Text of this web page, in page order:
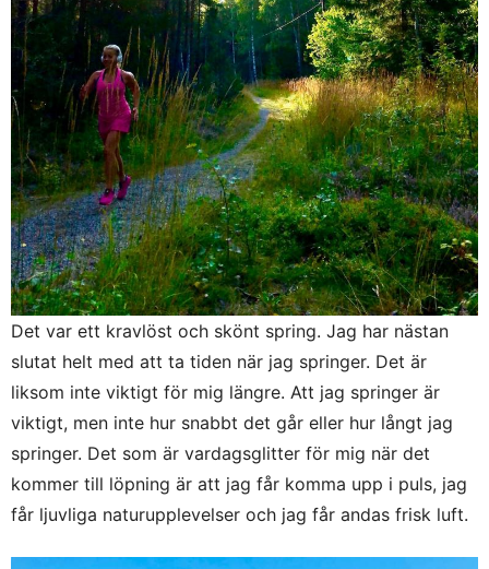
Det var ett kravlöst och skönt spring. Jag har nästan
slutat helt med att ta tiden när jag springer. Det är
liksom inte viktigt för mig längre. Att jag springer är
viktigt, men inte hur snabbt det går eller hur långt jag
springer. Det som är vardagsglitter för mig när det
kommer till löpning är att jag får komma upp i puls, jag
får ljuvliga naturupplevelser och jag får andas frisk luft.